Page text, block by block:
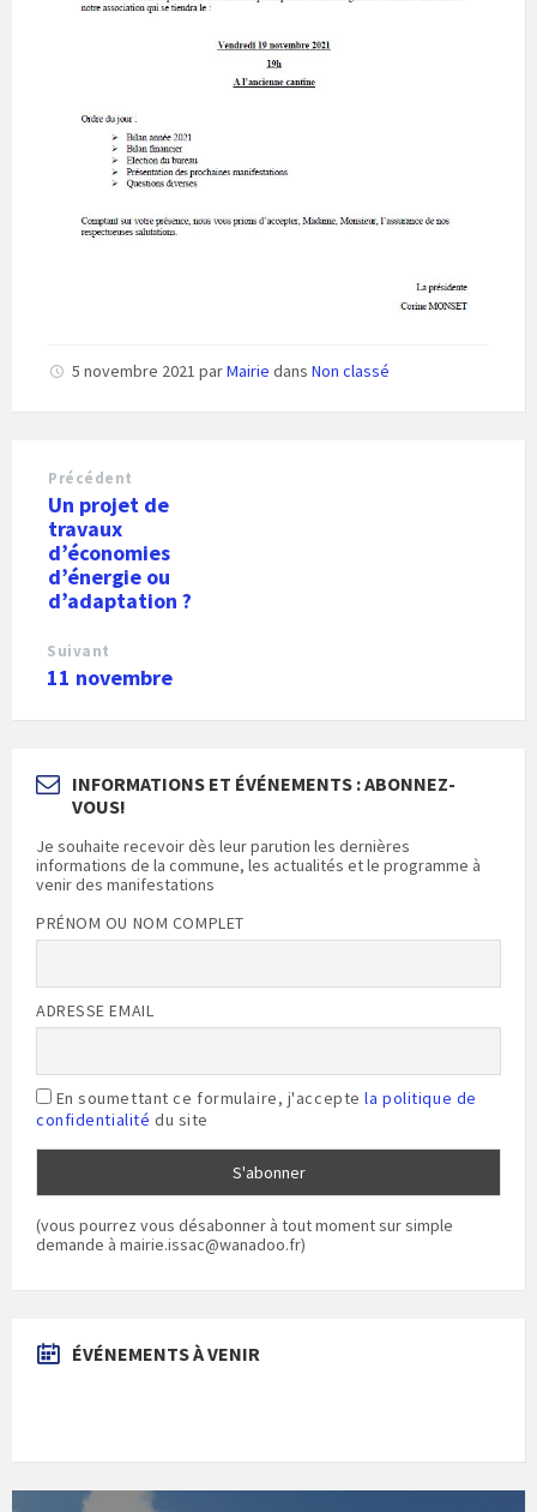
5 novembre 2021 parMairie dans Non classé
Précédent
Un projet de
travaux
d’économies
d’énergie ou
d’adaptation ?
Suivant
11 novembre
INFORMATIONS ET ÉVÉNEMENTS : ABONNEZ-
VOUS!
Je souhaite recevoir dès leur parution les dernières
informations de la commune, les actualités et le programme à
venir des manifestations
PRÉNOM OU NOM COMPLET
ADRESSE EMAIL
En soumettant ce formulaire, j'acceptela politique de
confidentialité du site
(vous pourrez vous désabonner à tout moment sur simple
demande à mairie.issac@wanadoo.fr)
ÉVÉNEMENTS À VENIR